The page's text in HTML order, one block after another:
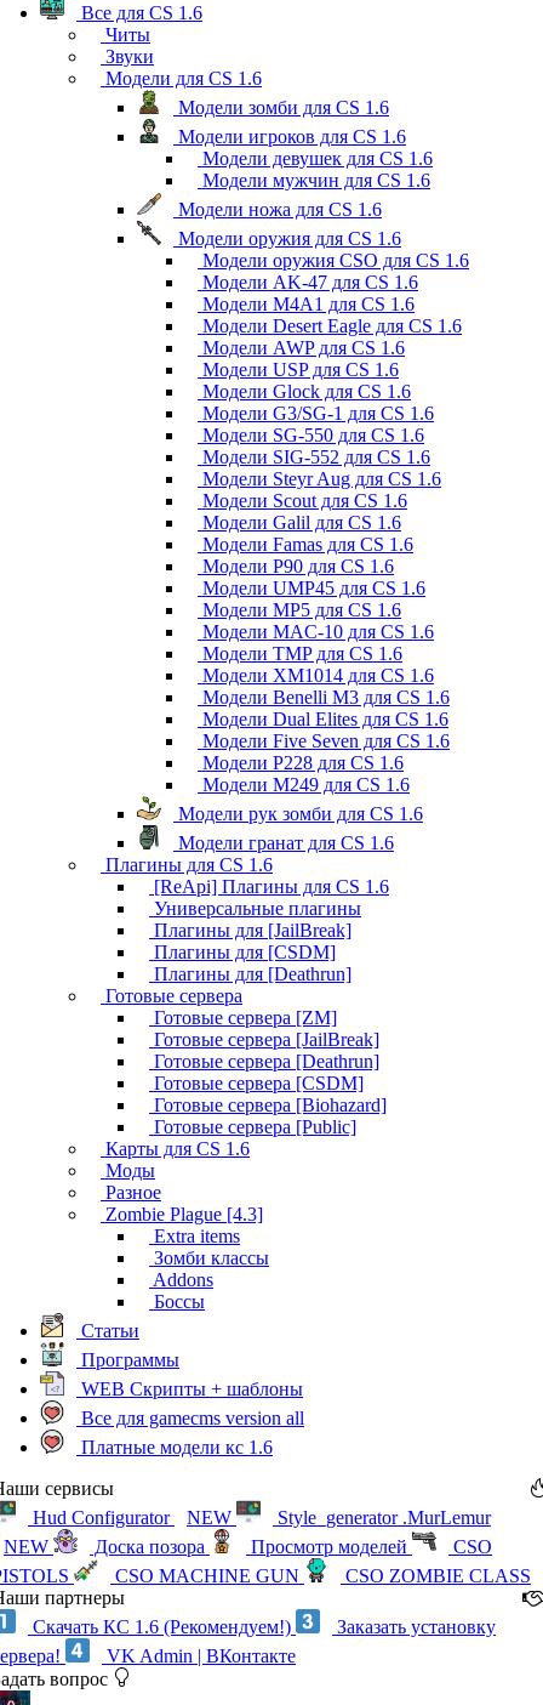
Все для CS 1.6
Читы
Звуки
Модели для CS 1.6
Модели зомби для CS 1.6
Модели игроков для CS 1.6
Модели девушек для CS 1.6
Модели мужчин для CS 1.6
Модели ножа для CS 1.6
Модели оружия для CS 1.6
Модели оружия CSO для CS 1.6
Модели AK-47 для CS 1.6
Модели M4A1 для CS 1.6
Модели Desert Eagle для CS 1.6
Модели AWP для CS 1.6
Модели USP для CS 1.6
Модели Glock для CS 1.6
Модели G3/SG-1 для CS 1.6
Модели SG-550 для CS 1.6
Модели SIG-552 для CS 1.6
Модели Steyr Aug для CS 1.6
Модели Scout для CS 1.6
Модели Galil для CS 1.6
Модели Famas для CS 1.6
Модели P90 для CS 1.6
Модели UMP45 для CS 1.6
Модели MP5 для CS 1.6
Модели MAC-10 для CS 1.6
Модели TMP для CS 1.6
Модели XM1014 для CS 1.6
Модели Benelli M3 для CS 1.6
Модели Dual Elites для CS 1.6
Модели Five Seven для CS 1.6
Модели P228 для CS 1.6
Модели M249 для CS 1.6
Модели рук зомби для CS 1.6
Модели гранат для CS 1.6
Плагины для CS 1.6
[ReApi] Плагины для CS 1.6
Универсальные плагины
Плагины для [JailBreak]
Плагины для [CSDM]
Плагины для [Deathrun]
Готовые сервера
Готовые сервера [ZM]
Готовые сервера [JailBreak]
Готовые сервера [Deathrun]
Готовые сервера [CSDM]
Готовые сервера [Biohazard]
Готовые сервера [Public]
Карты для CS 1.6
Моды
Разное
Zombie Plague [4.3]
Extra items
Зомби классы
Addons
Боссы
Статьи
Программы
WEB Скрипты + шаблоны
Все для gamecms version all
Платные модели кс 1.6
сервисы
Hud Configurator
NEW
Style_generator .MurLemur
NEW
Доска позора Просмотр моделей
CSO
CSO MACHINE GUN
CSO ZOMBIE CLASS
партнеры
Скачать КС 1.6 (Рекомендуем!)
Заказать установку
VK Admin | ВКонтакте
вопрос